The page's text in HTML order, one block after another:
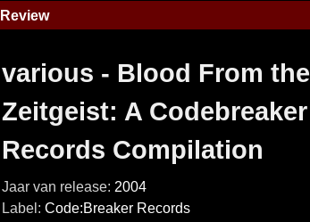
Review
various - Blood From the
Zeitgeist: A Codebreaker
Records Compilation
Jaar van release: 2004
Label: Code:Breaker Records